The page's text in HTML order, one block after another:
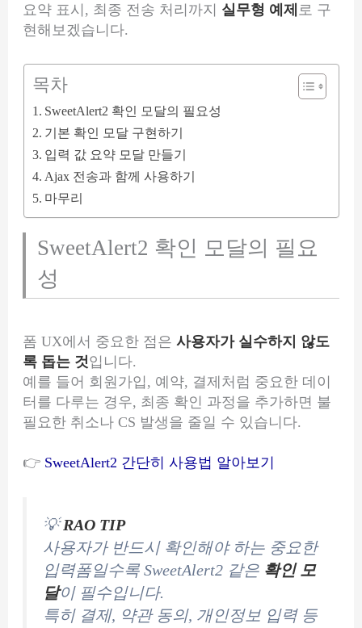
요약 표시, 최종 전송 처리까지 실무형 예제 로 구
현해보겠습니다.
목차
SweetAlert2 확인 모달의 필요성
기본 확인 모달 구현하기
입력 값 요약 모달 만들기
Ajax 전송과 함께 사용하기
마무리
SweetAlert2 확인 모달의 필요
성
폼 UX에서 중요한 점은사용자가 실수하지 않도
록 돕는 것입니다.
예를 들어 회원가입, 예약, 결제처럼 중요한 데이
터를 다루는 경우, 최종 확인 과정을 추가하면 불
필요한 취소나 CS 발생을 줄일 수 있습니다.
👉 SweetAlert2 간단히 사용법 알아보기
💡RAO TIP
사용자가 반드시 확인해야 하는 중요한
입력폼일수록 SweetAlert2 같은 확인 모
달이 필수입니다.
특히 결제, 약관 동의, 개인정보 입력 등